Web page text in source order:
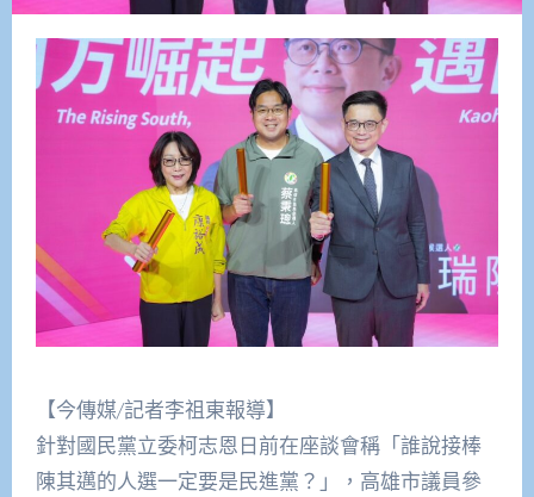
【今傳媒/記者李祖東報導】
針對國民黨立委柯志恩日前在座談會稱「誰說接棒
陳其邁的人選一定要是民進黨？」，高雄市議員參